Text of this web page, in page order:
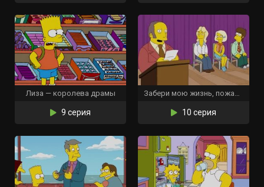
Лиза — королева драмы
9 серия
Забери мою жизнь, пожалуйста
10 серия